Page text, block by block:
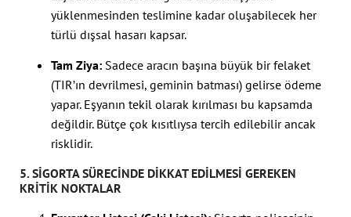
yüklenmesinden teslimine kadar oluşabilecek her
türlü dışsal hasarı kapsar.
Tam Ziya: Sadece aracın başına büyük bir felaket
(TIR’ın devrilmesi, geminin batması) gelirse ödeme
yapar. Eşyanın tekil olarak kırılması bu kapsamda
değildir. Bütçe çok kısıtlıysa tercih edilebilir ancak
risklidir.
5. SIGORTA SÜRECINDE DIKKAT EDILMESI GEREKEN
KRITIK NOKTALAR